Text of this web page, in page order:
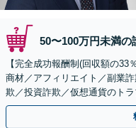
50〜100万円未満の
【完全成功報酬制(回収額の
商材／アフィリエイト／副業
欺／投資詐欺／仮想通貨のト
のみで解決も可能！